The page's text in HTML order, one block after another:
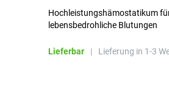
Hochleistungshämostatikum
lebensbedrohliche Blutungen
Lieferbar | Lieferung in 1-3